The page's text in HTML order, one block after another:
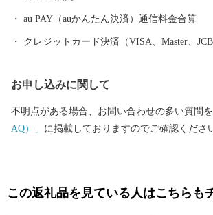
au PAY（auかんたん決済）通信料金合算
クレジットカード決済（VISA、Master、
お申し込みに関して
不明点がある場合、お問い合わせの多い質問を
AQ）」 に掲載しておりますのでご確認くださ
この返礼品を見ている人はこちらも